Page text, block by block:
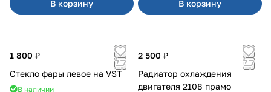
В корзину В корзину
1 800 ₽
Стекло фары левое на VST
В наличии
2 500 ₽
Радиатор охлаждения
двигателя 2108 прамо